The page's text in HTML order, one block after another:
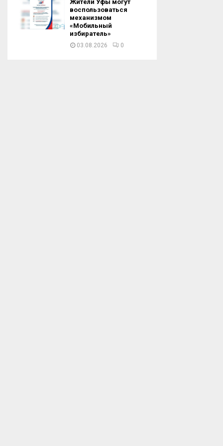
Жители Уфы могут
воспользоваться
механизмом
«Мобильный
избиратель»
03.08.2026 0